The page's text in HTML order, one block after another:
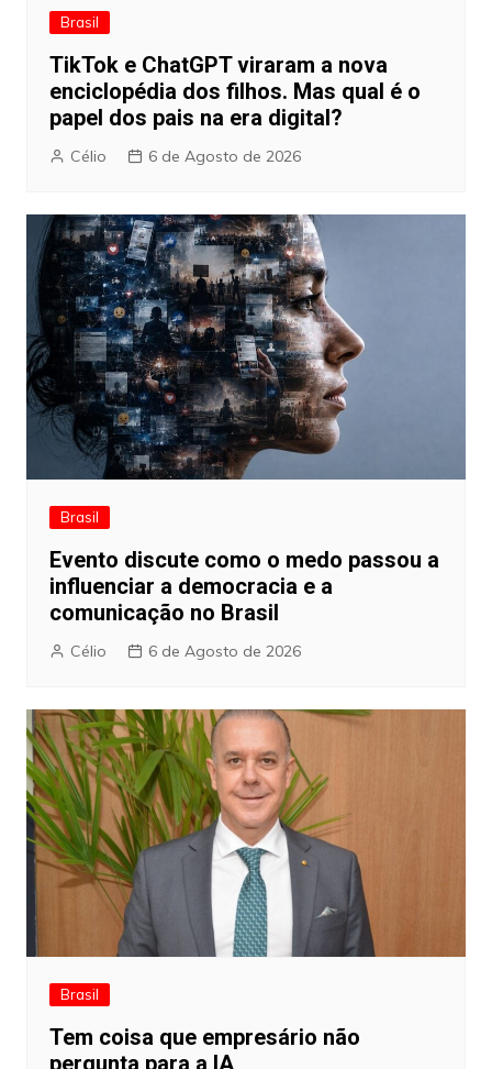
Brasil
TikTok e ChatGPT viraram a nova
enciclopédia dos filhos. Mas qual é o
papel dos pais na era digital?
Célio 6 de Agosto de 2026
Brasil
Evento discute como o medo passou a
influenciar a democracia e a
comunicação no Brasil
Célio 6 de Agosto de 2026
Brasil
Tem coisa que empresário não
pergunta para a IA